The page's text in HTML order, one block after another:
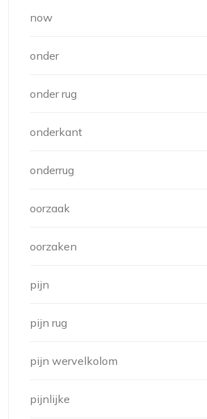
now
onder
onder rug
onderkant
onderrug
oorzaak
oorzaken
pijn
pijn rug
pijn wervelkolom
pijnlijke